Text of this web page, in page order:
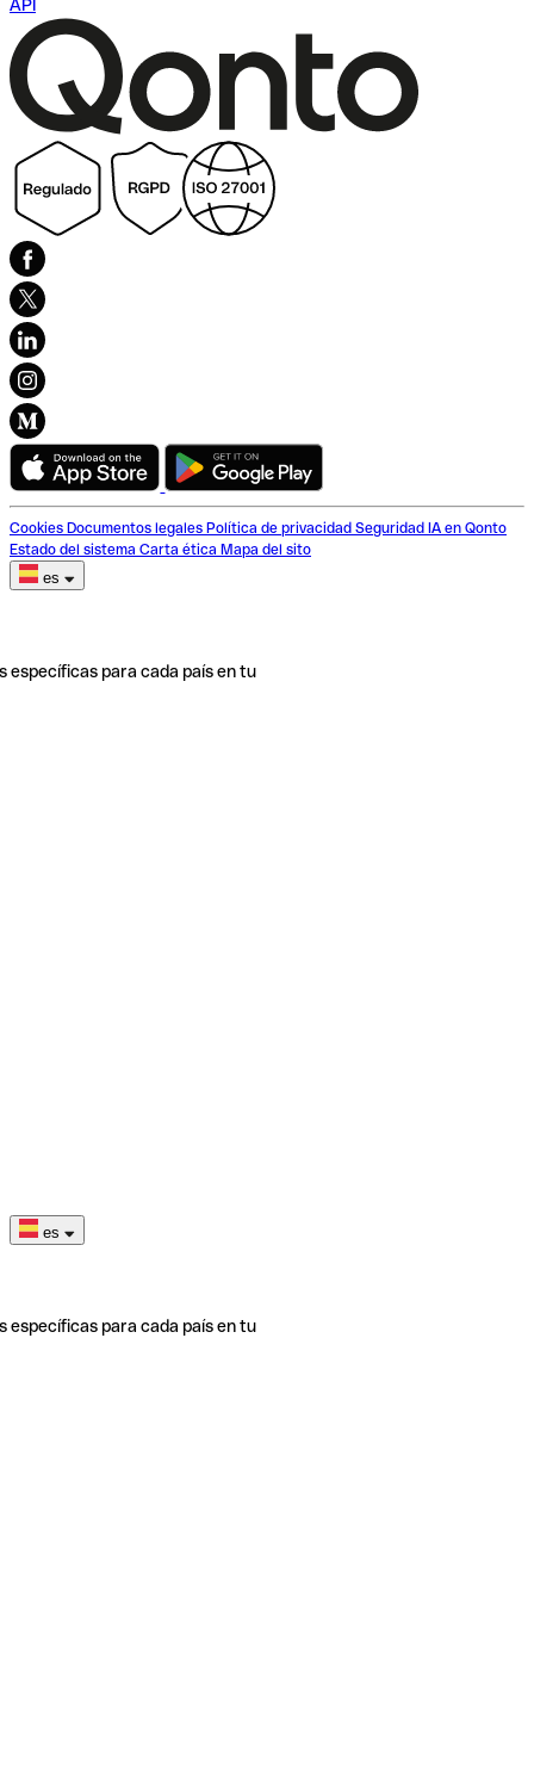
API
Cookies Documentos legales Política de privacidad Seguridad IA en Qonto
Estado del sistema Carta ética Mapa del sito
es
específicas para cada país en tu
es
específicas para cada país en tu